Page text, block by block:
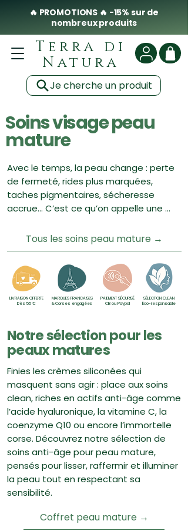
🔥 PROMOTIONS 🔥 -15% sur de
nombreux produits
Terra di
Natura
Je cherche un produit
Soins visage peau
mature
Avec le temps, la peau change : perte
de fermeté, rides plus marquées,
taches pigmentaires, sécheresse
accrue… C’est ce qu’on appelle une
résigner : bien accompagnée, elle peut
rester éclatante et pleine de vitalité.
La clé ? Adopter une routine naturelle
pour peau mature qui hydrate en
profondeur, stimule le renouvellement
extérieures.
Tous les soins peau mature →
LIVRAISON OFFERTE
Dès 55 €
MARQUES FRANCAISES
& Corses engagées
PAIEMENT SÉCURISÉ
CB ou Paypal
SÉLECTION CLEAN
Éco-responsable
Notre sélection pour les
peaux matures
Finies les crèmes siliconées qui
masquent sans agir : place aux soins
clean, riches en actifs anti-âge comme
l’acide hyaluronique, la vitamine C, la
coenzyme Q10 ou encore l’immortelle
corse. Découvrez notre sélection de
soins anti-âge pour peau mature,
pensés pour lisser, raffermir et illuminer
la peau tout en respectant sa
sensibilité.
Coffret peau mature →